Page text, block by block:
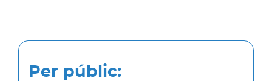
Per públic: